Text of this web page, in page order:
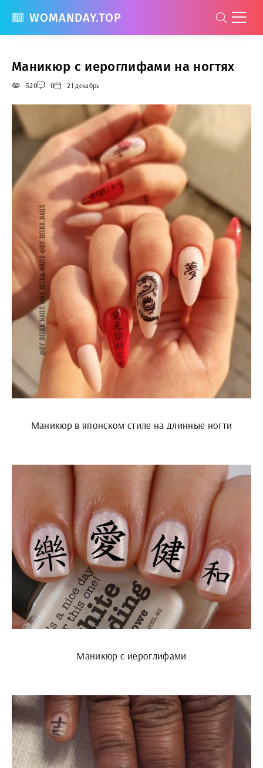
WOMANDAY.TOP
Маникюр с иероглифами на ногтях
520 0 21 декабрь
Маникюр в японском стиле на длинные ногти
Маникюр с иероглифами